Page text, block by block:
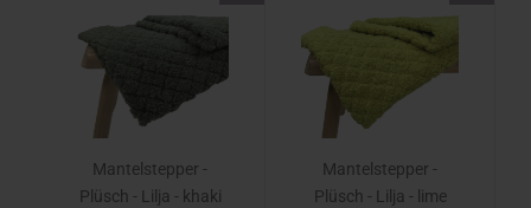
Mantelstepper -
Plüsch - Lilja - khaki
Mantelstepper -
Plüsch - Lilja - lime